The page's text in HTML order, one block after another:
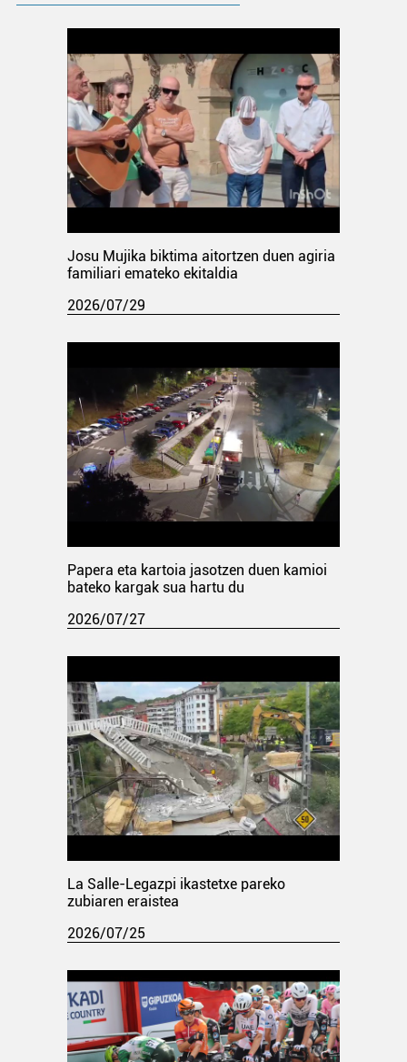
Josu Mujika biktima aitortzen duen agiria
familiari emateko ekitaldia
2026/07/29
Papera eta kartoia jasotzen duen kamioi
bateko kargak sua hartu du
2026/07/27
La Salle-Legazpi ikastetxe pareko
zubiaren eraistea
2026/07/25